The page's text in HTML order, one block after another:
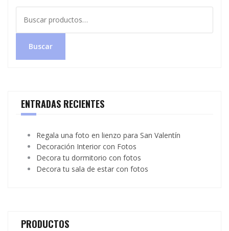
por:
Buscar
ENTRADAS RECIENTES
Regala una foto en lienzo para San Valentín
Decoración Interior con Fotos
Decora tu dormitorio con fotos
Decora tu sala de estar con fotos
PRODUCTOS